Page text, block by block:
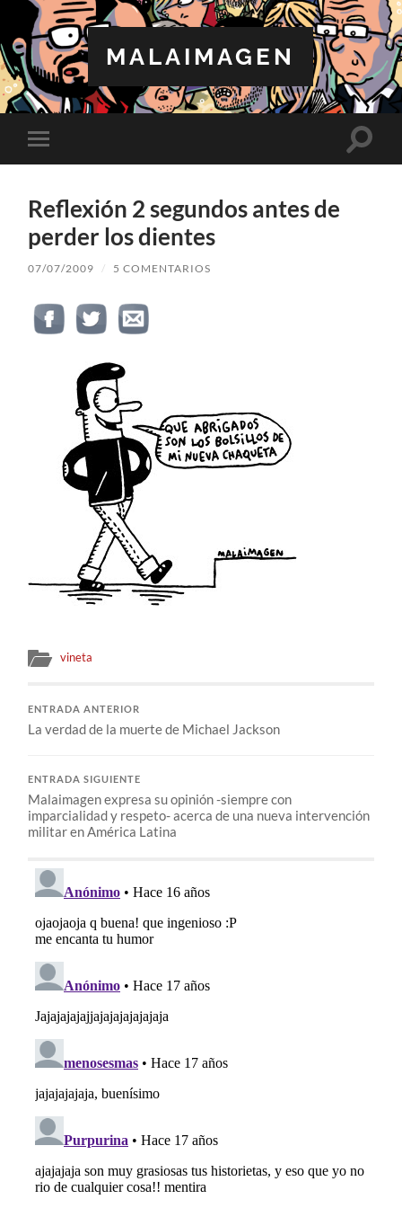
MALAIMAGEN
Alternar
el
móvil
Reflexión 2 segundos antes de
perder los dientes
07/07/2009 / 5 COMENTARIOS
vineta
ENTRADA ANTERIOR
La verdad de la muerte de Michael Jackson
ENTRADA SIGUIENTE
Malaimagen expresa su opinión -siempre con
imparcialidad y respeto- acerca de una nueva intervención
militar en América Latina